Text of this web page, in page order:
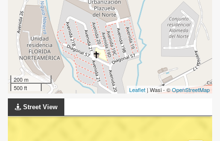
200 m
500 ft
Leaflet | Wasi - ©OpenStreetMap
Street View